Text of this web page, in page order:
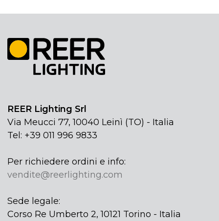
REER Lighting Srl
Via Meucci 77, 10040 Leinì (TO) - Italia
Tel: +39 011 996 9833
Per richiedere ordini e info:
vendite@reerlighting.com
Sede legale:
Corso Re Umberto 2, 10121 Torino - Italia